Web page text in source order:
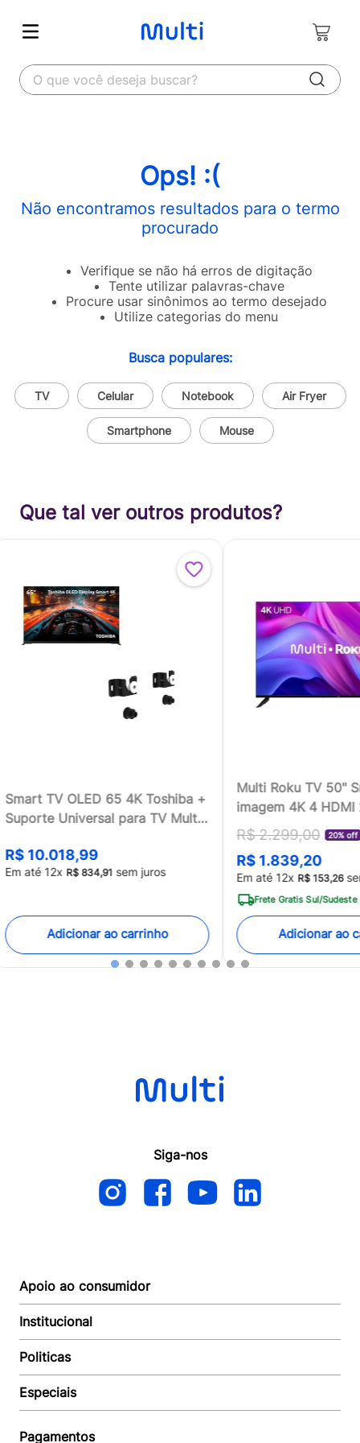
O que você deseja buscar?
Ops! :(
Não encontramos resultados para o termo
procurado
Verifique se não há erros de digitação
Tente utilizar palavras-chave
Procure usar sinônimos ao termo desejado
Utilize categorias do menu
Busca populares:
TV Celular Notebook Air Fryer
Smartphone Mouse
Que tal ver outros produtos?
Smart TV OLED 65 4K Toshiba +
Suporte Universal para TV Multi
R$ 10.018,99
Em até 12x R$ 834,91 sem juros
Adicionar ao carrinho
Multi Roku TV 50"
imagem 4K 4 HDMI
compatível com
Home -
[Reembalado]
R$ 2.299,00 20% off
R$ 1.839,20
Em até 12x R$ 153,26
Frete Gratis Sul/Sudeste
Adicionar ao
Siga-nos
Apoio ao consumidor
Autoatendimento
Suporte e reparo
Acompanhar Entrega
Baixe o APP
Institucional
Quem somos
Revendedor
Seja um Revendedor
Trabalhe conosco
Politicas
Política de Entrega
Política de Pagamento
Política de Privacidade
Especiais
Pagamentos